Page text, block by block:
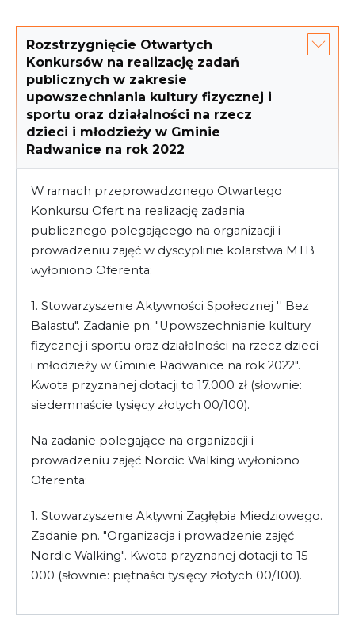
Rozstrzygnięcie Otwartych
Konkursów na realizację zadań
publicznych w zakresie
upowszechniania kultury fizycznej i
sportu oraz działalności na rzecz
dzieci i młodzieży w Gminie
Radwanice na rok 2022
W ramach przeprowadzonego Otwartego
Konkursu Ofert na realizację zadania
publicznego polegającego na organizacji i
prowadzeniu zajęć w dyscyplinie kolarstwa MTB
wyłoniono Oferenta:
1. Stowarzyszenie Aktywności Społecznej '' Bez
Balastu". Zadanie pn. "Upowszechnianie kultury
fizycznej i sportu oraz działalności na rzecz dzieci
i młodzieży w Gminie Radwanice na rok 2022".
Kwota przyznanej dotacji to 17.000 zł (słownie:
siedemnaście tysięcy złotych 00/100).
Na zadanie polegające na organizacji i
prowadzeniu zajęć Nordic Walking wyłoniono
Oferenta:
1. Stowarzyszenie Aktywni Zagłębia Miedziowego.
Zadanie pn. "Organizacja i prowadzenie zajęć
Nordic Walking". Kwota przyznanej dotacji to 15
000 (słownie: piętnaści tysięcy złotych 00/100).